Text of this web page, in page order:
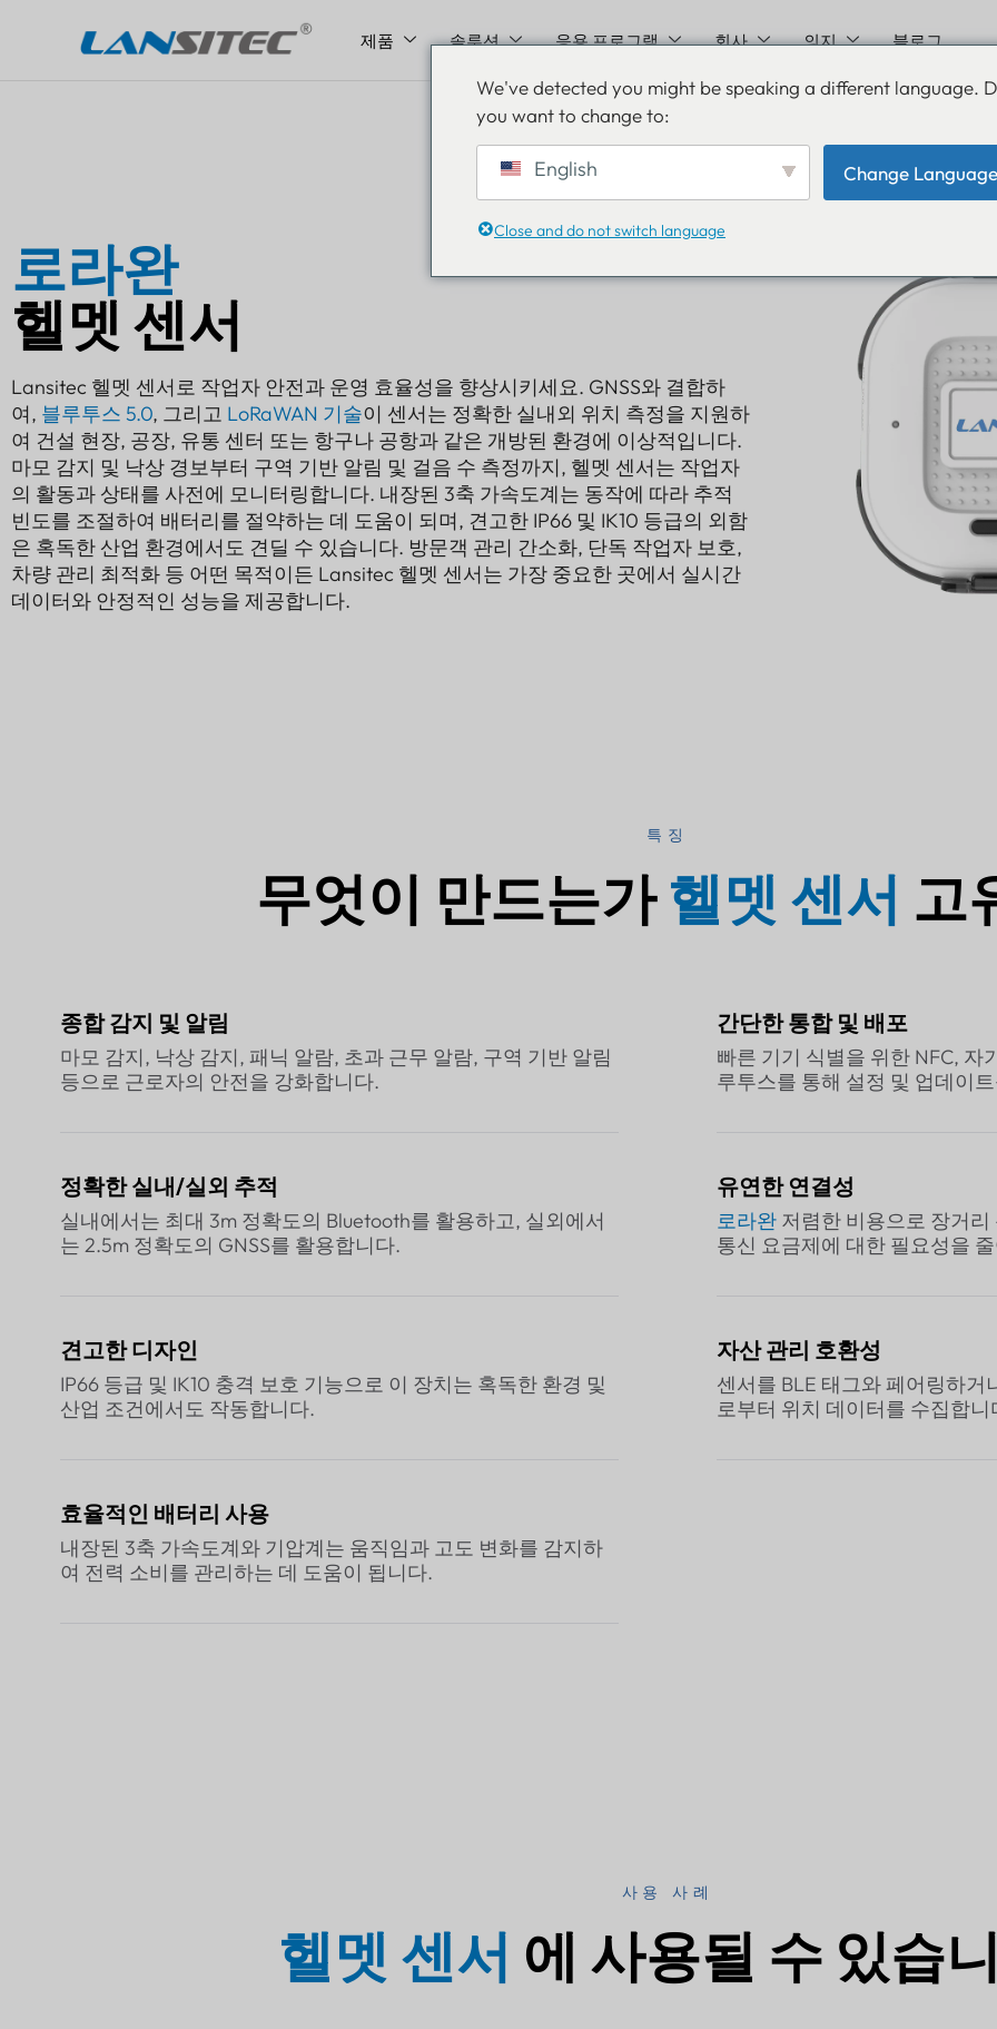
기
제품 솔루션 응용 프로그램 회사 의지 블로그
로라완
헬멧 센서
Lansitec 헬멧 센서로 작업자 안전과 운영 효율성을 향상시키세요. GNSS와 결합하
여, 블루투스 5.0, 그리고 LoRaWAN 기술이 센서는 정확한 실내외 위치 측정을 지원하
여 건설 현장, 공장, 유통 센터 또는 항구나 공항과 같은 개방된 환경에 이상적입니다.
마모 감지 및 낙상 경보부터 구역 기반 알림 및 걸음 수 측정까지, 헬멧 센서는 작업자
의 활동과 상태를 사전에 모니터링합니다. 내장된 3축 가속도계는 동작에 따라 추적
빈도를 조절하여 배터리를 절약하는 데 도움이 되며, 견고한 IP66 및 IK10 등급의 외함
은 혹독한 산업 환경에서도 견딜 수 있습니다. 방문객 관리 간소화, 단독 작업자 보호,
차량 관리 최적화 등 어떤 목적이든 Lansitec 헬멧 센서는 가장 중요한 곳에서 실시간
데이터와 안정적인 성능을 제공합니다.
특징
무엇이 만드는가헬멧 센서 고
종합 감지 및 알림
마모 감지, 낙상 감지, 패닉 알람, 초과 근무 알람, 구역 기반 알림
등으로 근로자의 안전을 강화합니다.
정확한 실내/실외 추적
실내에서는 최대 3m 정확도의 Bluetooth를 활용하고, 실외에서
는 2.5m 정확도의 GNSS를 활용합니다.
견고한 디자인
IP66 등급 및 IK10 충격 보호 기능으로 이 장치는 혹독한 환경 및
산업 조건에서도 작동합니다.
효율적인 배터리 사용
내장된 3축 가속도계와 기압계는 움직임과 고도 변화를 감지하
여 전력 소비를 관리하는 데 도움이 됩니다.
간단한 통합 및 배포
빠른 기기 식별을 위한 NFC, 자
루투스를 통해 설정 및 업데이
유연한 연결성
로라완 저렴한 비용으로 장거
통신 요금제에 대한 필요성을
자산 관리 호환성
센서를 BLE 태그와 페어링하거
로부터 위치 데이터를 수집합니
사용 사례
헬멧 센서 에 사용될 수 있습
We've detected you might be speaking a different language.
you want to change to:
English Change
Close and do not switch language